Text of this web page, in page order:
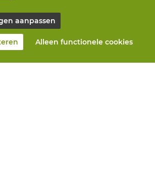
aanpassen
Alleen functionele cookies